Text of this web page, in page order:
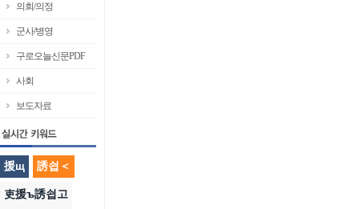
의회/의정
군사/병영
구로오늘신문PDF
사회
보도자료
援щ 誘쇱＜
吏援ъ誘쇱고